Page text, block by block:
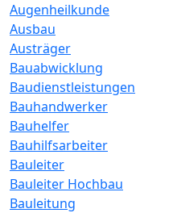
Augenheilkunde
Ausbau
Austräger
Bauabwicklung
Baudienstleistungen
Bauhandwerker
Bauhelfer
Bauhilfsarbeiter
Bauleiter
Bauleiter Hochbau
Bauleitung